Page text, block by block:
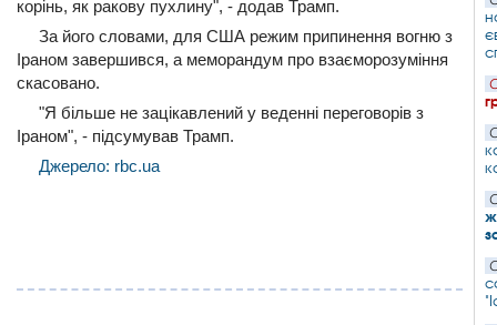
корінь, як ракову пухлину", - додав Трамп.
За його словами, для США режим припинення вогню з
Іраном завершився, а меморандум про взаєморозуміння
скасовано.
"Я більше не зацікавлений у веденні переговорів з
Іраном", - підсумував Трамп.
Джерело: rbc.ua